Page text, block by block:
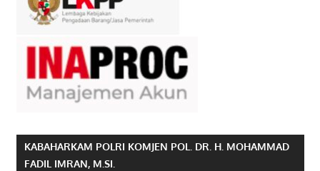
KABAHARKAM POLRI KOMJEN POL. DR. H. MOHAMMAD
FADIL IMRAN, M.SI.